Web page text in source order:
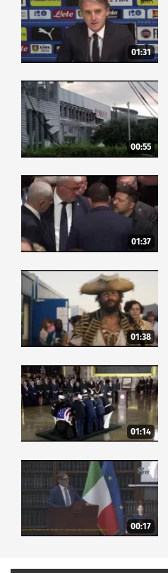
01:31
00:55
01:37
01:38
01:14
00:17